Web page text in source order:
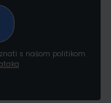
s našom politikom